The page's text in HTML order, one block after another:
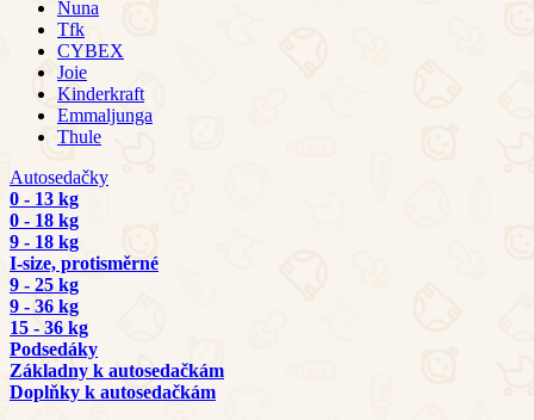
Nuna
Tfk
CYBEX
Joie
Kinderkraft
Emmaljunga
Thule
Autosedačky
0 - 13 kg
0 - 18 kg
9 - 18 kg
I-size, protisměrné
9 - 25 kg
9 - 36 kg
15 - 36 kg
Podsedáky
Základny k autosedačkám
Doplňky k autosedačkám